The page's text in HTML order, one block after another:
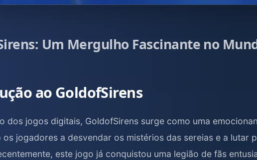
Um Mergulho Fascinante no
ao GoldofSirens
dos jogos digitais, GoldofSirens surge como uma
os jogadores a desvendar os mistérios das sereias e a lutar
este jogo já conquistou uma legião de fãs